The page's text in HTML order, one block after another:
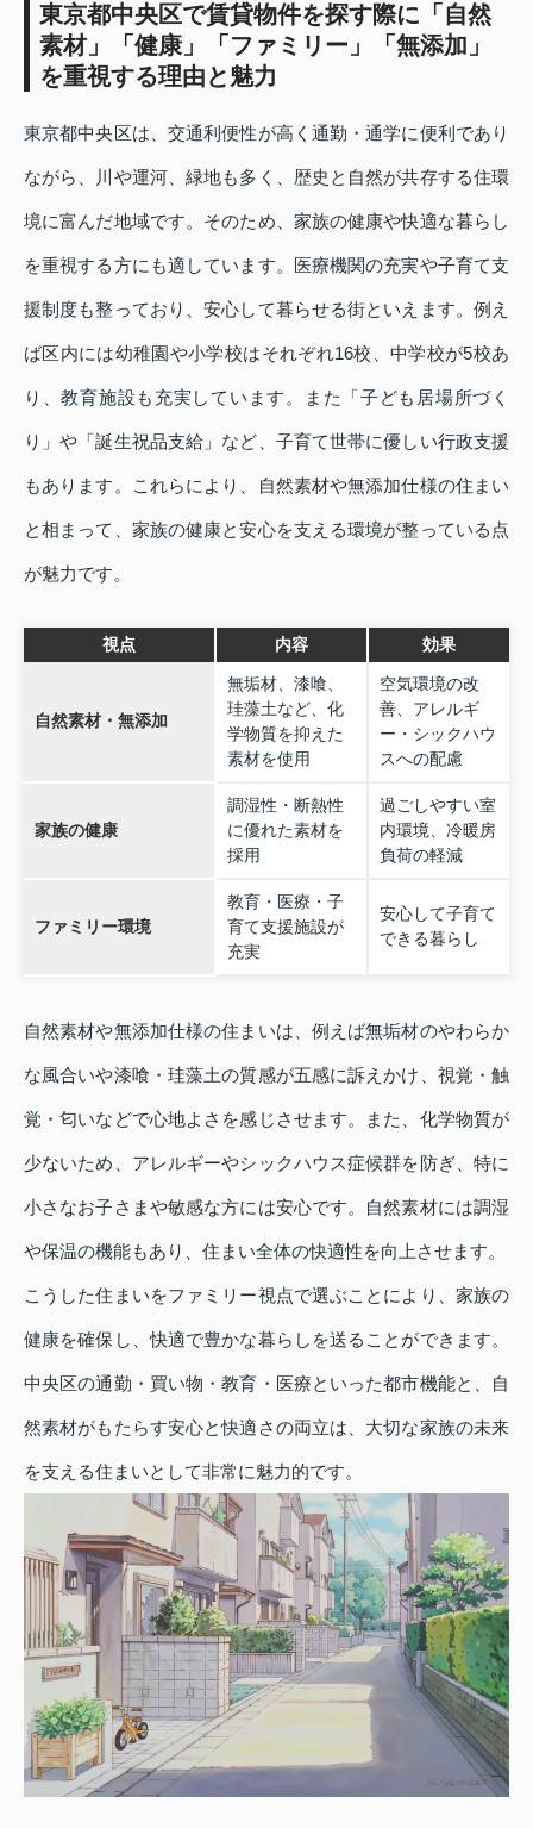
東京都中央区で賃貸物件を探す際に「自然
素材」「健康」「ファミリー」「無添加」
を重視する理由と魅力
東京都中央区は、交通利便性が高く通勤・通学に便利であり
ながら、川や運河、緑地も多く、歴史と自然が共存する住環
境に富んだ地域です。そのため、家族の健康や快適な暮らし
を重視する方にも適しています。医療機関の充実や子育て支
援制度も整っており、安心して暮らせる街といえます。例え
ば区内には幼稚園や小学校はそれぞれ16校、中学校が5校あ
り、教育施設も充実しています。また「子ども居場所づく
り」や「誕生祝品支給」など、子育て世帯に優しい行政支援
もあります。これらにより、自然素材や無添加仕様の住まい
と相まって、家族の健康と安心を支える環境が整っている点
が魅力です。
視点 内容 効果
自然素材・無添加
無垢材、漆喰、
珪藻土など、化
学物質を抑えた
素材を使用
空気環境の改
善、アレルギ
ー・シックハウ
スへの配慮
家族の健康
調湿性・断熱性
に優れた素材を
採用
過ごしやすい室
内環境、冷暖房
負荷の軽減
ファミリー環境
教育・医療・子
育て支援施設が
充実
安心して子育て
できる暮らし
自然素材や無添加仕様の住まいは、例えば無垢材のやわらか
な風合いや漆喰・珪藻土の質感が五感に訴えかけ、視覚・触
覚・匂いなどで心地よさを感じさせます。また、化学物質が
少ないため、アレルギーやシックハウス症候群を防ぎ、特に
小さなお子さまや敏感な方には安心です。自然素材には調湿
や保温の機能もあり、住まい全体の快適性を向上させます。
こうした住まいをファミリー視点で選ぶことにより、家族の
健康を確保し、快適で豊かな暮らしを送ることができます。
中央区の通勤・買い物・教育・医療といった都市機能と、自
然素材がもたらす安心と快適さの両立は、大切な家族の未来
を支える住まいとして非常に魅力的です。